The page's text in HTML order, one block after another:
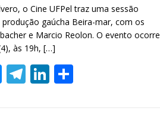
er o Cine UFPel traz uma sessão
gaúcha Beira-mar, com os
e Marcio Reolon. O evento ocorre
às 19h, […]
M
e
T
el
Li
n